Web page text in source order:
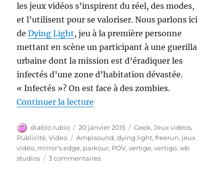
les jeux vidéos s’inspirent du réel, des modes,
et l’utilisent pour se valoriser. Nous parlons ici
deDying Light, jeu à la première personne
mettant en scène un participant à une guerilla
urbaine dont la mission est d’éradiquer les
infectés d’une zone d’habitation dévastée.
« Infectés »? On est face à des zombies.
Continuer la lecture
Auteur
diablo rubio
Publié
le
20 janvier 2015 Catégories
Geek,Jeux videos,
Publicité,Video Étiquettes
Ampisound,dying light,freerun, jeux
vidéo, mirror's edge, parkour, POV,vertige,vertigo,wb
studios
3 commentairessur